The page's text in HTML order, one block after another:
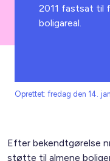
2011 fastsat til
boligareal.
Oprettet: fredag den 14.
Efter bekendtgørelse
støtte til almene